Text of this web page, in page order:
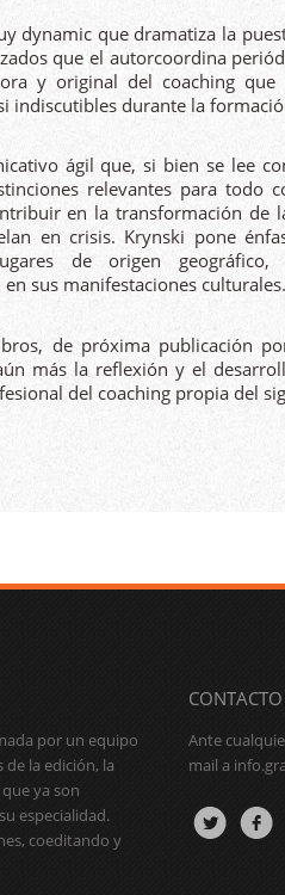
dynamic que dramatiza la
que el autorcoordina
y original del coaching
indiscutibles durante la
ágil que, si bien se lee
relevantes para todo
en la transformación de
en crisis. Krynski pone
de origen
sus manifestaciones culturales.
de próxima publicación
más la reflexión y el
del coaching propia del
por un equipo
la edición, la
ya son
especialidad.
coeditando y
CONTACTO
Ante
mail a